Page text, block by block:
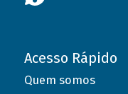
Acesso Rápido
Quem somos